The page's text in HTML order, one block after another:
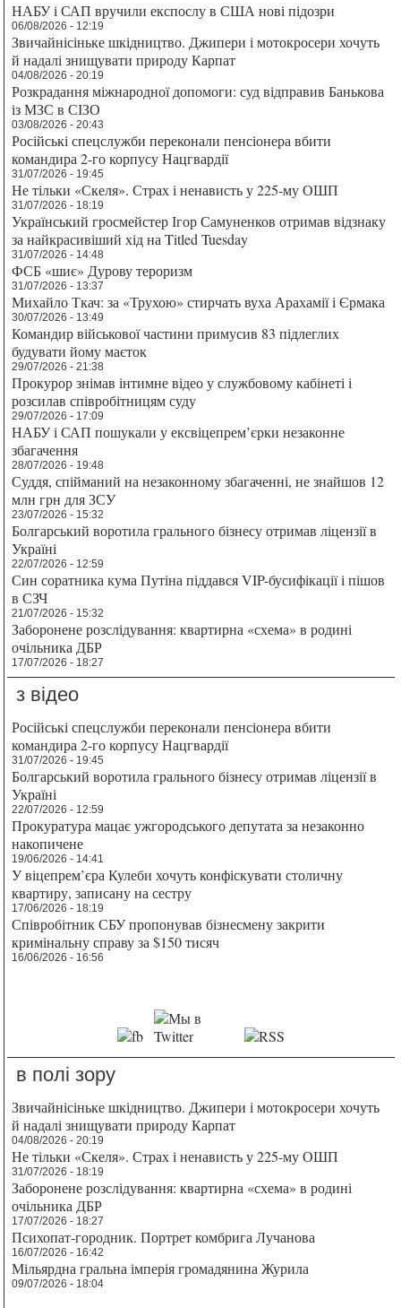
НАБУ і САП вручили експослу в США нові підозри
06/08/2026 - 12:19
Звичайнісіньке шкідництво. Джипери і мотокросери хочуть
й надалі знищувати природу Карпат
04/08/2026 - 20:19
Розкрадання міжнародної допомоги: суд відправив Банькова
із МЗС в СІЗО
03/08/2026 - 20:43
Російські спецслужби переконали пенсіонера вбити
командира 2-го корпусу Нацгвардії
31/07/2026 - 19:45
Не тільки «Скеля». Страх і ненависть у 225-му ОШП
31/07/2026 - 18:19
Український гросмейстер Ігор Самуненков отримав відзнаку
за найкрасивіший хід на Titled Tuesday
31/07/2026 - 14:48
ФСБ «шиє» Дурову тероризм
31/07/2026 - 13:37
Михайло Ткач: за «Трухою» стирчать вуха Арахамії і Єрмака
30/07/2026 - 13:49
Командир військової частини примусив 83 підлеглих
будувати йому маєток
29/07/2026 - 21:38
Прокурор знімав інтимне відео у службовому кабінеті і
розсилав співробітницям суду
29/07/2026 - 17:09
НАБУ і САП пошукали у ексвіцепрем’єрки незаконне
збагачення
28/07/2026 - 19:48
Суддя, спійманий на незаконному збагаченні, не знайшов 12
млн грн для ЗСУ
23/07/2026 - 15:32
Болгарський воротила грального бізнесу отримав ліцензії в
Україні
22/07/2026 - 12:59
Син соратника кума Путіна піддався VIP-бусифікації і пішов
в СЗЧ
21/07/2026 - 15:32
Заборонене розслідування: квартирна «схема» в родині
очільника ДБР
17/07/2026 - 18:27
з відео
Російські спецслужби переконали пенсіонера вбити
командира 2-го корпусу Нацгвардії
31/07/2026 - 19:45
Болгарський воротила грального бізнесу отримав ліцензії в
Україні
22/07/2026 - 12:59
Прокуратура мацає ужгородського депутата за незаконно
накопичене
19/06/2026 - 14:41
У віцепрем’єра Кулеби хочуть конфіскувати столичну
квартиру, записану на сестру
17/06/2026 - 18:19
Співробітник СБУ пропонував бізнесмену закрити
кримінальну справу за $150 тисяч
16/06/2026 - 16:56
в полі зору
Звичайнісіньке шкідництво. Джипери і мотокросери хочуть
й надалі знищувати природу Карпат
04/08/2026 - 20:19
Не тільки «Скеля». Страх і ненависть у 225-му ОШП
31/07/2026 - 18:19
Заборонене розслідування: квартирна «схема» в родині
очільника ДБР
17/07/2026 - 18:27
Психопат-городник. Портрет комбрига Лучанова
16/07/2026 - 16:42
Мільярдна гральна імперія громадянина Журила
09/07/2026 - 18:04